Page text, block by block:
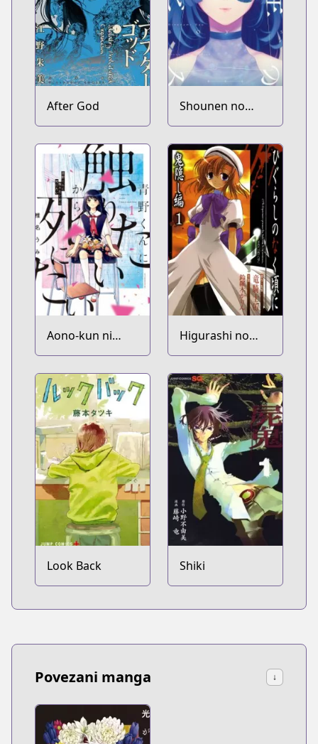
After God
Shounen no
Abyss
Aono-kun ni
Sawaritai kara
Shinitai
Higurashi no
Naku Koro ni:
Onikakushi-hen
Look Back Shiki
Povezani manga ↓